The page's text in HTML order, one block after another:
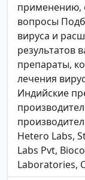
применению,
вопросы
вируса и
результатов
препараты,
лечения
Индийские
Hetero Labs,
Labs Pvt,
Laboratories,